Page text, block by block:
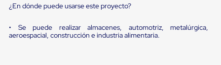
de
Ultima
Milla
¿En dónde puede usarse este proyecto?
• Se puede realizar almacenes, automotriz, metalúrgica,
aeroespacial, construcción e industria alimentaria.